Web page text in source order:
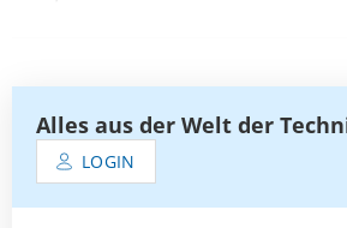
Alles aus der Welt der
LOGIN